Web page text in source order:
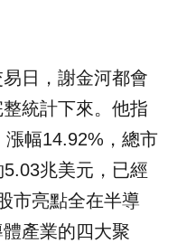
日，謝金河都會
統計下來。他指
漲幅14.92%，總市
兆美元，已經
市亮點全在半導
產業的四大聚